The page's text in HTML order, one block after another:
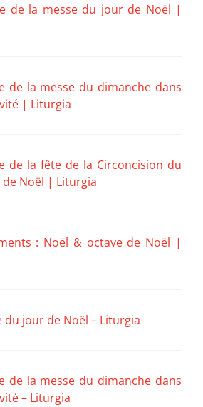
de la messe du jour de Noël |
de la messe du dimanche dans
| Liturgia
de la fête de la Circoncision du
de Noël | Liturgia
: Noël & octave de Noël |
du jour de Noël – Liturgia
de la messe du dimanche dans
– Liturgia